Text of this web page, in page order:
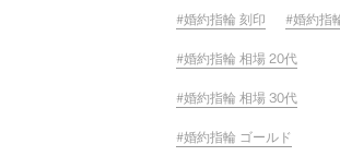
婚約指輪 刻印 婚約指
婚約指輪 相場 20代
婚約指輪 相場 30代
婚約指輪 ゴールド